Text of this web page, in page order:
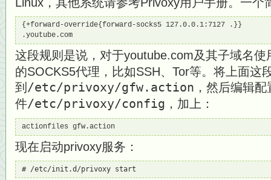
{+forward-override{forward-socks5 127.0.0.1:7127 .}}
.youtube.com
这段规则是说，对于youtube.com及其子域名使
的SOCKS5代理，比如SSH、Tor等。将上面这
到 /etc/privoxy/gfw.action ，然后编辑配
件/etc/privoxy/config ，加上：
actionfiles gfw.action
现在启动privoxy服务：
# /etc/init.d/privoxy start